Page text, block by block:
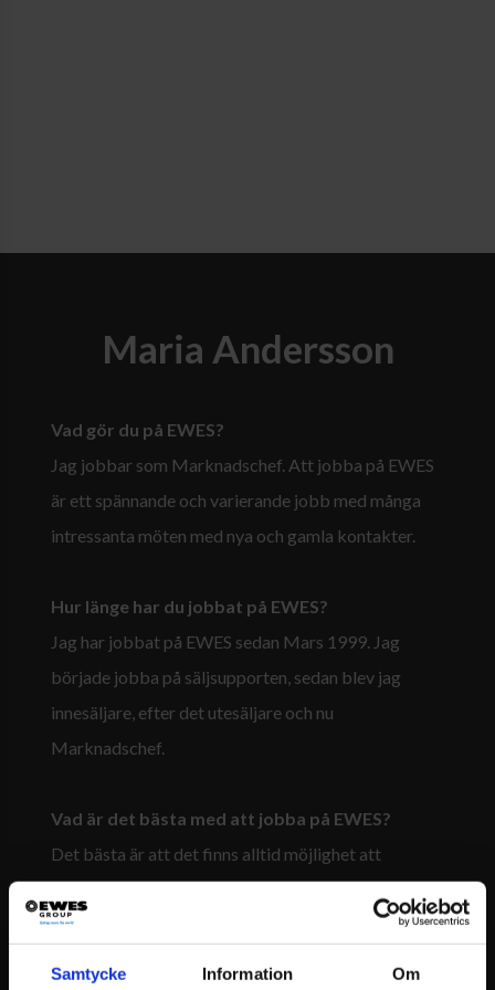
Samtycke Information Om
Maria Andersson
Vad gör du på EWES?
Jag jobbar som Marknadschef. Att jobba på EWES
är ett spännande och varierande jobb med många
intressanta möten med nya och gamla kontakter.
Hur länge har du jobbat på EWES?
Jag har jobbat på EWES sedan Mars 1999. Jag
började jobba på säljsupporten, sedan blev jag
innesäljare, efter det utesäljare och nu
Marknadschef.
Vad är det bästa med att jobba på EWES?
Det bästa är att det finns alltid möjlighet att
utveckla sig på EWES om man har den ambitionen.
Ett annat stort plus är att det finns, och har alltid